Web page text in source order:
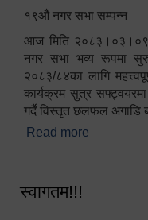
१९औं नगर सभा सम्पन्न
आज मिति २०८३।०३।०९
नगर सभा भव्य रूपमा
२०८३/८४का लागि
कार्यक्रम सुत्र
गर्दै विस्तृत छलफल अगाडि
Read more
स्वागतम!!!